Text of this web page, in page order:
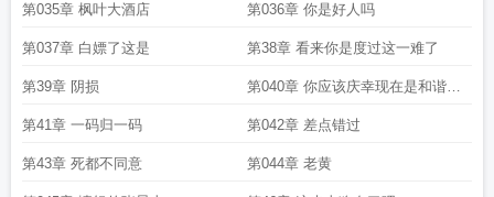
第035章 枫叶大酒店 第036章 你是好人吗
第037章 白嫖了这是 第38章 看来你是度过这一难了
第39章 阴损 第040章 你应该庆幸现在是和谐社
会
第41章 一码归一码 第042章 差点错过
第43章 死都不同意 第044章 老黄